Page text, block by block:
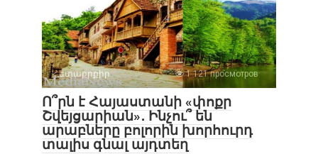
Հետաքրքիր 1 121 просмотров
Ո՞րն է Հայաստանի «փոքր
Շվեյցարիան»․ Ինչու՞ են
արաբները բոլորին խորհուրդ
տալիս գնալ այդտեղ